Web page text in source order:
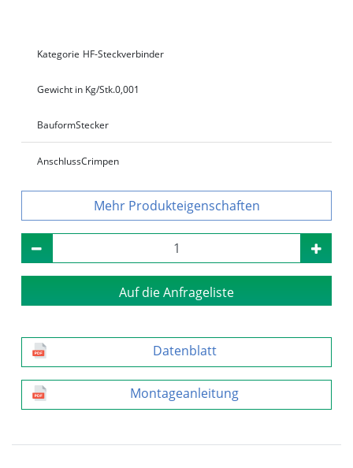
Kategorie HF-Steckverbinder
Gewicht in Kg/Stk.0,001
BauformStecker
AnschlussCrimpen
Produkteigenschaften
Auf die Anfrageliste
Datenblatt
Montageanleitung